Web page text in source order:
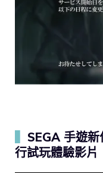
SEGA 手遊
行試玩體驗影片